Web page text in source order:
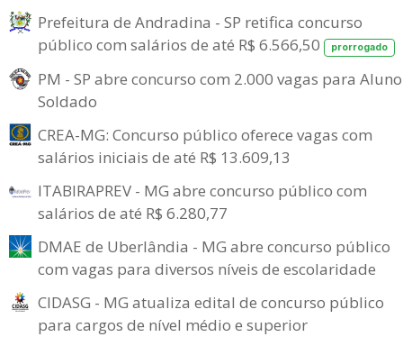
Prefeitura de Andradina - SP retifica concurso
público com salários de até R$ 6.566,50
prorrogado
PM - SP abre concurso com 2.000 vagas para
Soldado
CREA-MG: Concurso público oferece vagas com
salários iniciais de até R$ 13.609,13
ITABIRAPREV - MG abre concurso público com
salários de até R$ 6.280,77
DMAE de Uberlândia - MG abre concurso público
com vagas para diversos níveis de escolaridade
CIDASG - MG atualiza edital de concurso público
para cargos de nível médio e superior